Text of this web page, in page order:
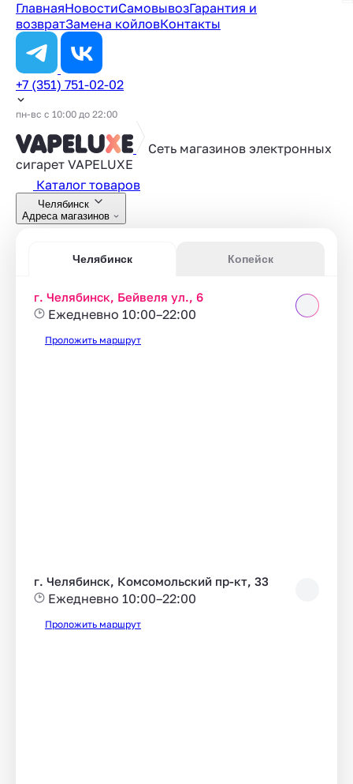
ГлавнаяНовостиСамовывозГарантия и
возвратЗамена койловКонтакты
+7 (351) 751-02-02
пн-вс с 10:00 до 22:00
Сеть магазинов электронных
сигарет VAPELUXE
Каталог товаров
Челябинск
Адреса магазинов
Челябинск Копейск
г. Челябинск, Бейвеля ул., 6
Ежедневно 10:00–22:00
Проложить маршрут
г. Челябинск, Комсомольский пр-кт, 33
Ежедневно 10:00–22:00
Проложить маршрут